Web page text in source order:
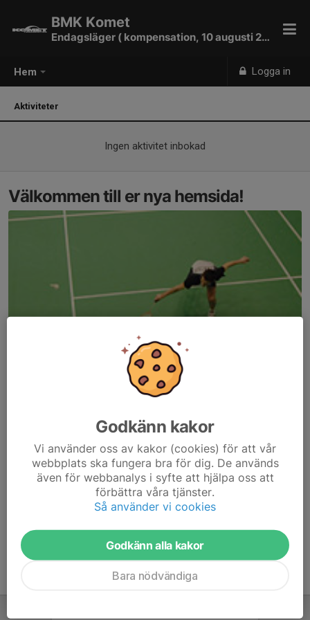
Hem Logga in
BMK Komet
Endagsläger ( kompensation, 10 augusti 2026)
Aktiviteter
Ingen aktivitet inbokad
Välkommen till er nya hemsida!
Här hamnar automatiskt de senaste nyheterna på hemsidan. För
att kunna börja administrera hemsidan loggar du in högst upp till
höger.
Godkänn kakor
Vi använder oss av kakor (cookies) för att vår
webbplats ska fungera bra för dig. De används
även för webbanalys i syfte att hjälpa oss att
förbättra våra tjänster.
Så använder vi cookies
Godkänn alla kakor
Bara nödvändiga